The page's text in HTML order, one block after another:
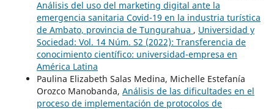
Análisis del uso del marketing digital ante la
emergencia sanitaria Covid-19 en la industria turística
de Ambato, provincia de Tungurahua , Universidad y
Sociedad: Vol. 14 Núm. S2 (2022): Transferencia de
conocimiento científico: universidad-empresa en
América Latina
Paulina Elizabeth Salas Medina, Michelle Estefanía
Orozco Manobanda, Análisis de las dificultades en el
proceso de implementación de protocolos de